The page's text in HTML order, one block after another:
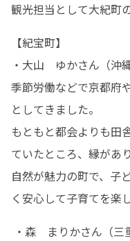
観光担当として大紀町
【紀宝町】
・大山　ゆかさん（沖
季節労働などで京都府
としてきました。
もともと都会よりも田
ていたところ、縁があ
自然が魅力の町で、子
く安心して子育てを楽